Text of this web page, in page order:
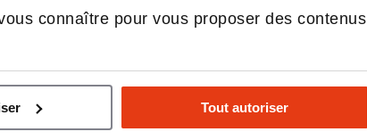
connaître pour vous proposer des contenus
Tout autoriser